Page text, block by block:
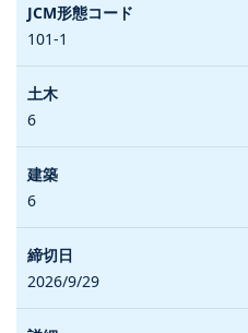
101-1
6
6
2026/9/29